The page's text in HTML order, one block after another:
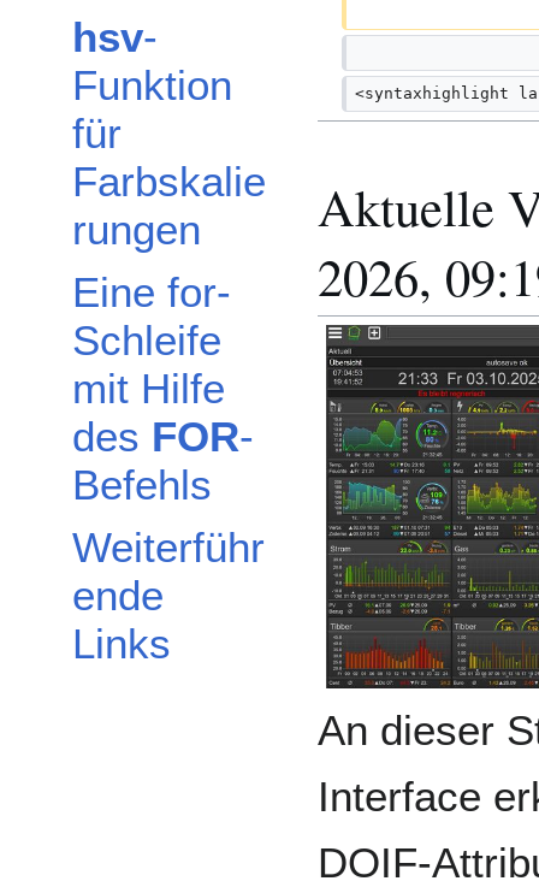
hsv-
Funktion
für
Farbskalie
rungen
Eine for-
Schleife
mit Hilfe
des FOR-
Befehls
Weiterführ
ende
Links
<syntaxhighlight
Aktuelle
2026,
An dieser
Interface
DOIF-